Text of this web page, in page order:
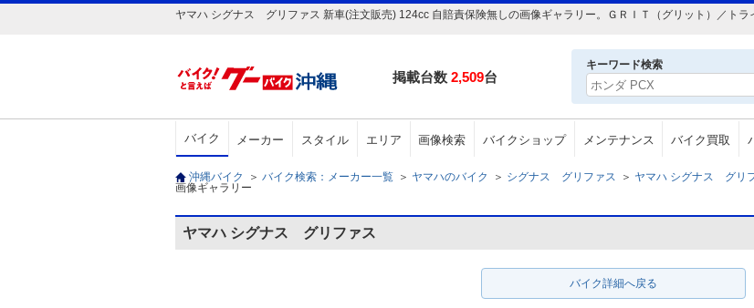
ヤマハ シグナス グリファス 新車(注文販売) 124cc 自賠責保険無しの画像ギャラリー。ＧＲＩＴ（グリット）／トラ
掲載台数 2,509台
キーワード検索
バイク メーカー スタイル エリア 画像検索 バイクショップ メンテナンス バイク買取
沖縄バイク ＞ バイク検索：メーカー一覧 ＞ ヤマハのバイク ＞ シグナス グリファス ＞ ヤマハ シグナス グリ
画像ギャラリー
ヤマハ シグナス グリファス
バイク詳細へ戻る